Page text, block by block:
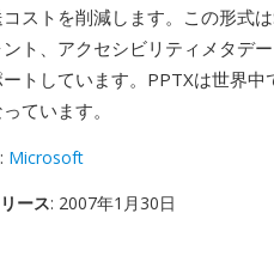
コストを削減します。この形式
ト、アクセシビリティメタデ
ートしています。PPTXは世界
ています。
: Microsoft
ース: 2007年1月30日